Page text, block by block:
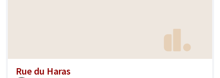
Rue du Haras